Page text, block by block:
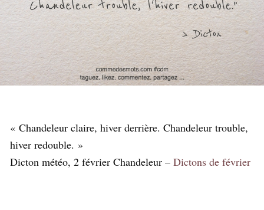
« Chandeleur claire, hiver derrière. Chandeleur trouble,
hiver redouble. »
Dicton météo, 2 février Chandeleur – Dictons de février